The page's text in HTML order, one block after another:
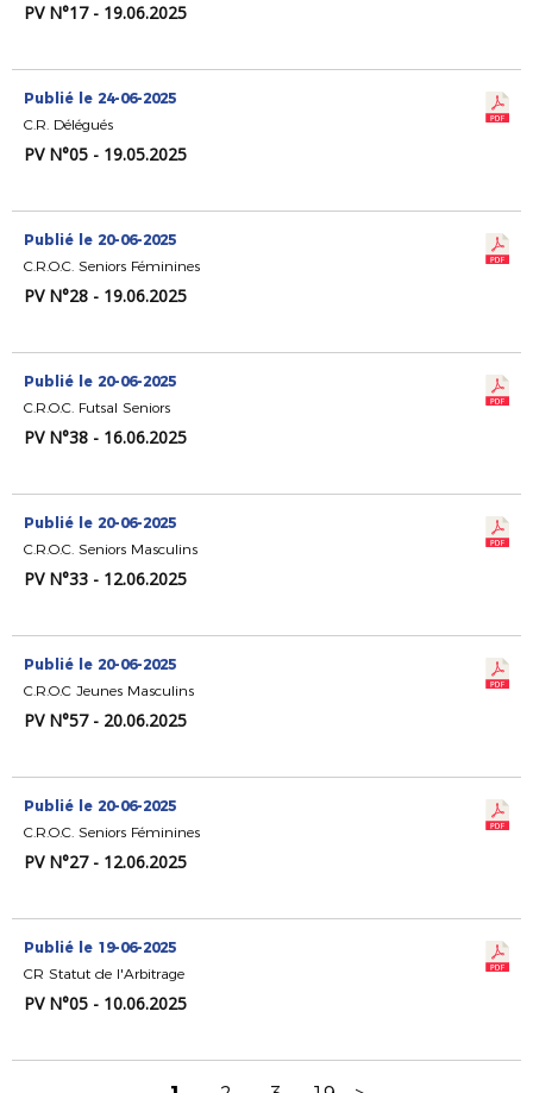
PV N°17 - 19.06.2025
Publié le 24-06-2025
C.R. Délégués
PV N°05 - 19.05.2025
Publié le 20-06-2025
C.R.O.C. Seniors Féminines
PV N°28 - 19.06.2025
Publié le 20-06-2025
C.R.O.C. Futsal Seniors
PV N°38 - 16.06.2025
Publié le 20-06-2025
C.R.O.C. Seniors Masculins
PV N°33 - 12.06.2025
Publié le 20-06-2025
C.R.O.C Jeunes Masculins
PV N°57 - 20.06.2025
Publié le 20-06-2025
C.R.O.C. Seniors Féminines
PV N°27 - 12.06.2025
Publié le 19-06-2025
CR Statut de l'Arbitrage
PV N°05 - 10.06.2025